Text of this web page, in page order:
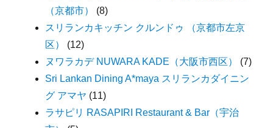
（京都市）
(8)
スリランカキッチン クルンドゥ （京都市左京
区）
(12)
ヌワラカデ NUWARA KADE（大阪市西区）
(7)
Sri Lankan Dining A*maya スリランカダイニン
グ アマヤ (11)
ラサピリ RASAPIRI Restaurant & Bar（宇治